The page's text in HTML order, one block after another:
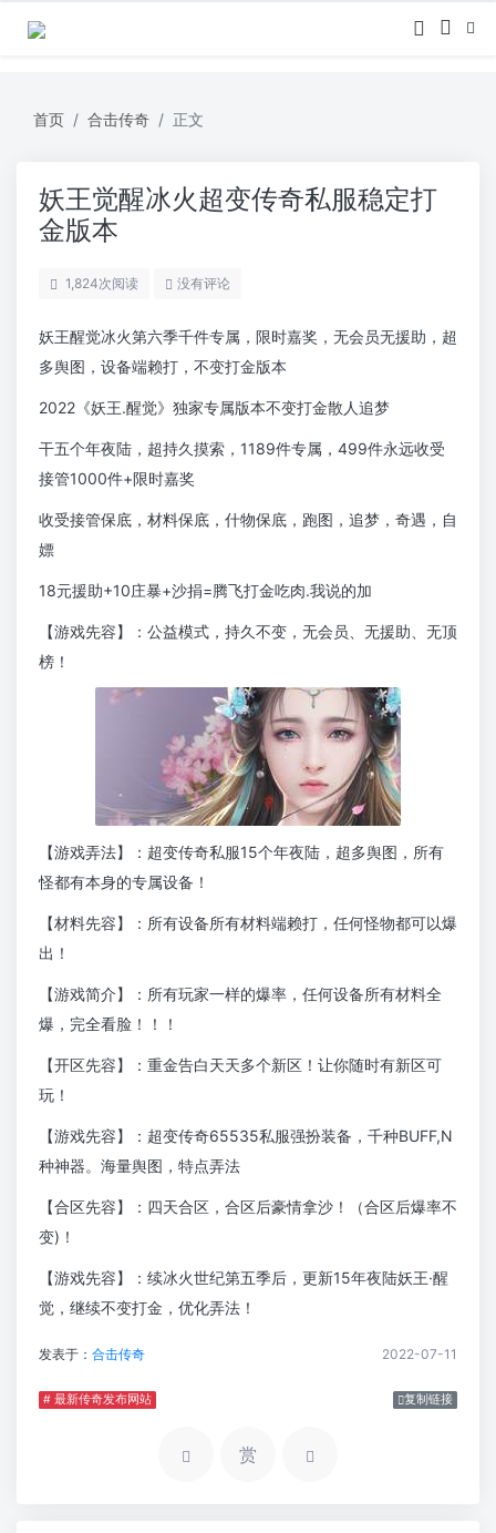
首页 合击传奇 正文
妖王觉醒冰火超变传奇私服稳定打
金版本
1,824次阅读 没有评论
妖王醒觉冰火第六季千件专属，限时嘉奖，无会员无援助，超
多舆图，设备端赖打，不变打金版本
2022《妖王.醒觉》独家专属版本不变打金散人追梦
干五个年夜陆，超持久摸索，1189件专属，499件永远收受
接管1000件+限时嘉奖
收受接管保底，材料保底，什物保底，跑图，追梦，奇遇，自
嫖
18元援助+10庄暴+沙捐=腾飞打金吃肉.我说的加
【游戏先容】：公益模式，持久不变，无会员、无援助、无顶
榜！
【游戏弄法】：超变传奇私服15个年夜陆，超多舆图，所有
怪都有本身的专属设备！
【材料先容】：所有设备所有材料端赖打，任何怪物都可以爆
出！
【游戏简介】：所有玩家一样的爆率，任何设备所有材料全
爆，完全看脸！！！
【开区先容】：重金告白天天多个新区！让你随时有新区可
玩！
【游戏先容】：超变传奇65535私服强扮装备，千种BUFF,N
种神器。海量舆图，特点弄法
【合区先容】：四天合区，合区后豪情拿沙！（合区后爆率不
变)！
【游戏先容】：续冰火世纪第五季后，更新15年夜陆妖王·醒
觉，继续不变打金，优化弄法！
发表于： 合击传奇 2022-07-11
# 最新传奇发布网站 复制链接
赏